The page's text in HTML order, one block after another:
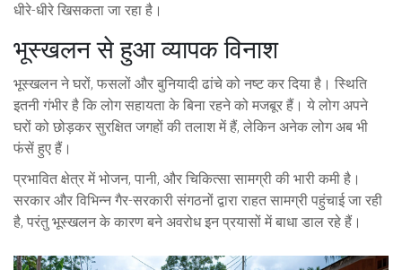
धीरे-धीरे खिसकता जा रहा है।
भूस्खलन से हुआ व्यापक विनाश
भूस्खलन ने घरों, फसलों और बुनियादी ढांचे को नष्ट कर दिया है। स्थिति
इतनी गंभीर है कि लोग सहायता के बिना रहने को मजबूर हैं। ये लोग अपने
घरों को छोड़कर सुरक्षित जगहों की तलाश में हैं, लेकिन अनेक लोग अब भी
फंसें हुए हैं।
प्रभावित क्षेत्र में भोजन, पानी, और चिकित्सा सामग्री की भारी कमी है।
सरकार और विभिन्न गैर-सरकारी संगठनों द्वारा राहत सामग्री पहुंचाई जा रही
है, परंतु भूस्खलन के कारण बने अवरोध इन प्रयासों में बाधा डाल रहे हैं।